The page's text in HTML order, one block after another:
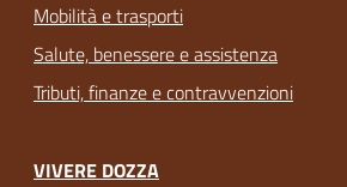
Mobilità e trasporti
Salute, benessere e assistenza
Tributi, finanze e contravvenzioni
VIVERE DOZZA